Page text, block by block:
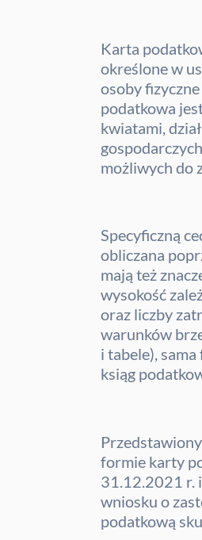
Karta
określone w
osoby
podatkowa
kwiatami,
możliwych do
Specyficzną
obliczana
mają też
wysokość
oraz liczby
warunków
i tabele),
ksiąg
formie karty
31.12.2021 r.
wniosku o
podatkową